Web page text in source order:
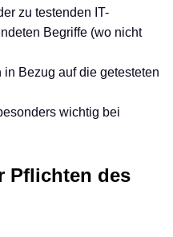
zu testenden IT-
Begriffe (wo nicht
Bezug auf die getesteten
wichtig bei
Pflichten des